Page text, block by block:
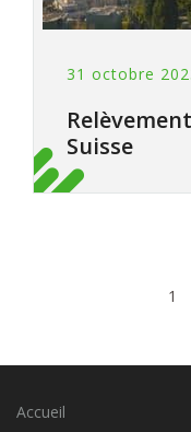
31 octobre
Suisse
1
Accueil